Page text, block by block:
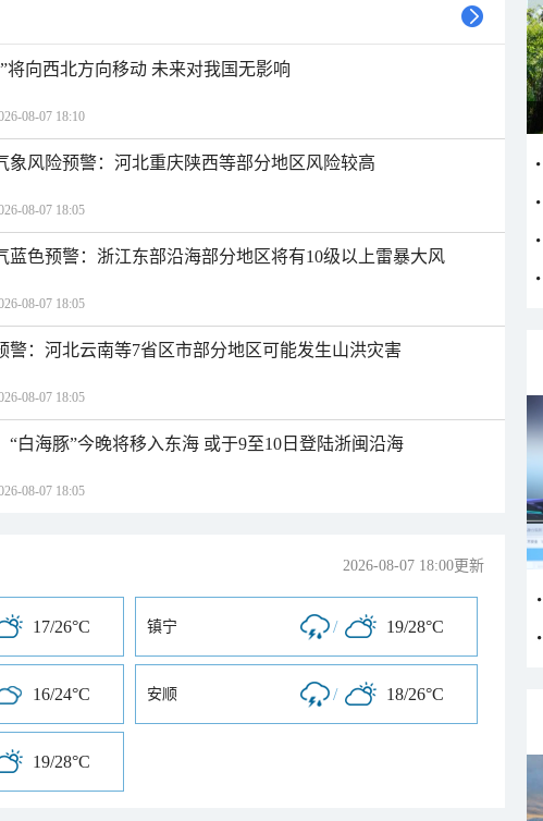
将向西北方向移动 未来对我国无影响
08-07 18:10
象风险预警：河北重庆陕西等部分地区风险较高
08-07 18:05
蓝色预警：浙江东部沿海部分地区将有10级以上雷暴大风
08-07 18:05
警：河北云南等7省区市部分地区可能发生山洪灾害
08-07 18:05
“白海豚”今晚将移入东海 或于9至10日登陆浙闽沿海
08-07 18:05
2026-08-07 18:00更新
17/26°C 镇宁 / 19/28°C
16/24°C 安顺 / 18/26°C
19/28°C